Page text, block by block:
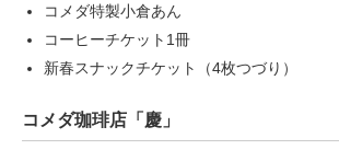
コメダ特製小倉あん
コーヒーチケット1冊
新春スナックチケット（4枚つづり）
コメダ珈琲店「慶」